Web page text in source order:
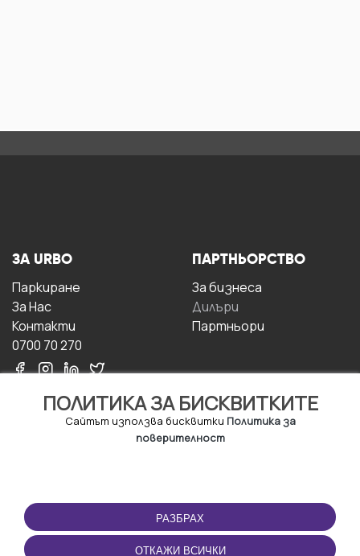
ПОЛИТИКА ЗА БИСКВИТКИТЕ
Сайтът използва бисквитки Политика за
поверителност
РАЗБРАХ
ОТКАЖИ ВСИЧКИ
ЗА URBO
Паркиране
За Hас
Контакти
0700 70 270
ПАРТНЬОРСТВО
За бизнесa
Дилъри
Партньори
ПОЛЗВАНЕ
Правила и условия за
ползване
ПРИЛОЖЕНИЕТО